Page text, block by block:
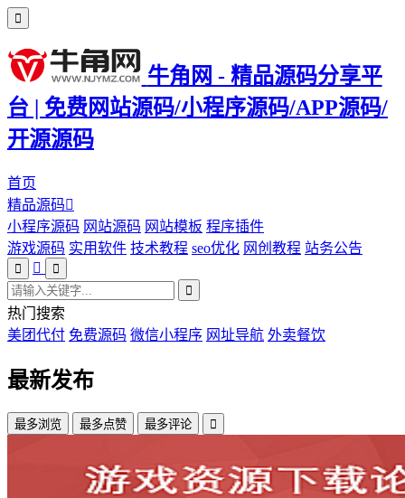
牛角网 - 精品源码分享平
台 | 免费网站源码/小程序源码/APP源码/
开源源码
首页
精品源码
小程序源码 网站源码 网站模板 程序插件
游戏源码 实用软件 技术教程 seo优化 网创教程 站务公告
热门搜索
美团代付 免费源码 微信小程序 网址导航 外卖餐饮
最新发布
最多浏览 最多点赞 最多评论